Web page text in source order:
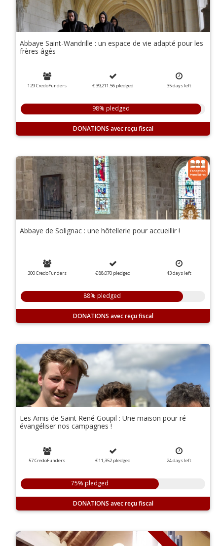
Abbaye Saint-Wandrille : un espace de vie adapté pour les
frères âgés
129 CredoFunders € 39,211.56 pledged 35daysleft
98% pledged
DONATIONS
Abbaye de Solignac : une hôtellerie pour accueillir !
300 CredoFunders € 88,070 pledged 43daysleft
88% pledged
DONATIONS
Les Amis de Saint René Goupil : Une maison pour ré-
évangéliser nos campagnes !
57 CredoFunders € 11,352pledged 24daysleft
75% pledged
DONATIONS